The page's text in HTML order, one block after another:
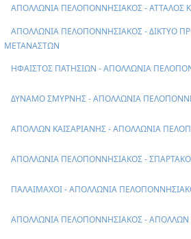
ΑΠΟΛΛΩΝΙΑ ΠΕΛΟΠΟΝΝΗΣΙΑΚΟΣ - ΑΤΤΑΛΟΣ
ΑΠΟΛΛΩΝΙΑ ΠΕΛΟΠΟΝΝΗΣΙΑΚΟΣ - ΔΙΚΤΥΟ
ΜΕΤΑΝΑΣΤΩΝ
ΗΦΑΙΣΤΟΣ ΠΑΤΗΣΙΩΝ - ΑΠΟΛΛΩΝΙΑ
ΔΥΝΑΜΟ ΣΜΥΡΝΗΣ - ΑΠΟΛΛΩΝΙΑ
ΑΠΟΛΛΩΝ ΚΑΙΣΑΡΙΑΝΗΣ - ΑΠΟΛΛΩΝΙΑ
ΑΠΟΛΛΩΝΙΑ ΠΕΛΟΠΟΝΝΗΣΙΑΚΟΣ -
ΠΑΛΑΙΜΑΧΟΙ - ΑΠΟΛΛΩΝΙΑ
ΑΠΟΛΛΩΝΙΑ ΠΕΛΟΠΟΝΝΗΣΙΑΚΟΣ - ΑΠΟΛΛΩΝ